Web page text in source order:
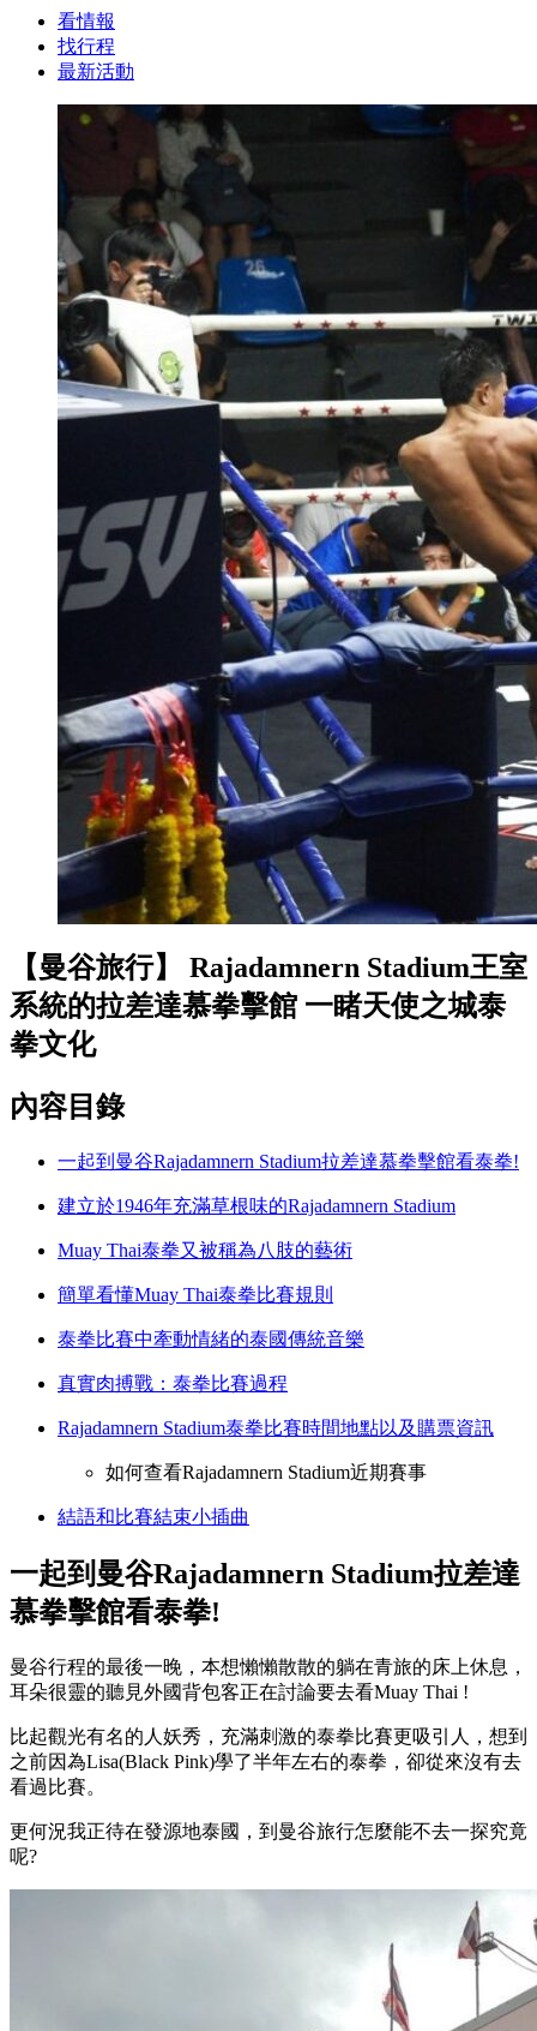
看情報
找行程
最新活動
【曼谷旅行】 Rajadamnern Stadium王室
系統的拉差達慕拳擊館 一睹天使之城泰
拳文化
內容目錄
一起到曼谷Rajadamnern Stadium拉差達慕拳擊館看泰拳!
建立於1946年充滿草根味的Rajadamnern Stadium
Muay Thai泰拳又被稱為八肢的藝術
簡單看懂Muay Thai泰拳比賽規則
泰拳比賽中牽動情緒的泰國傳統音樂
真實肉搏戰：泰拳比賽過程
Rajadamnern Stadium泰拳比賽時間地點以及購票資訊
如何查看Rajadamnern Stadium近期賽事
結語和比賽結束小插曲
一起到曼谷Rajadamnern Stadium拉差達
慕拳擊館看泰拳!
曼谷行程的最後一晚，本想懶懶散散的躺在青旅的床上休息，
耳朵很靈的聽見外國背包客正在討論要去看Muay Thai !
比起觀光有名的人妖秀，充滿刺激的泰拳比賽更吸引人，想到
之前因為Lisa(Black Pink)學了半年左右的泰拳，卻從來沒有去
看過比賽。
更何況我正待在發源地泰國，到曼谷旅行怎麼能不去一探究竟
呢?